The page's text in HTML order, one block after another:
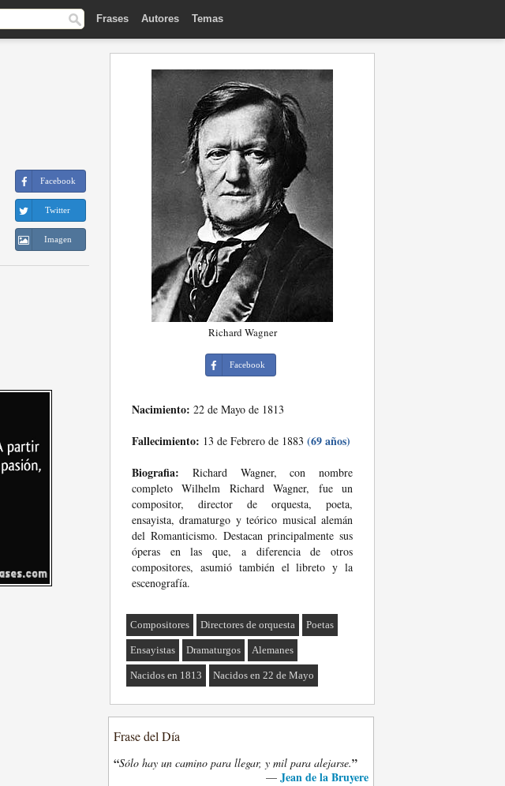
Frases Autores Temas
Facebook
Twitter
Imagen
Richard Wagner
Facebook
Nacimiento: 22 de Mayo de 1813
Fallecimiento: 13 de Febrero de 1883 (69 años)
Biografia: Richard Wagner, con nombre
completo Wilhelm Richard Wagner, fue un
compositor, director de orquesta, poeta,
ensayista, dramaturgo y teórico musical alemán
del Romanticismo. Destacan principalmente sus
óperas en las que, a diferencia de otros
compositores, asumió también el libreto y la
escenografía.
Compositores Directores de orquesta Poetas
Ensayistas Dramaturgos Alemanes
Nacidos en 1813 Nacidos en 22 de Mayo
Frase del Día
“Sólo hay un camino para llegar, y mil para alejarse.”
— Jean de la Bruyere